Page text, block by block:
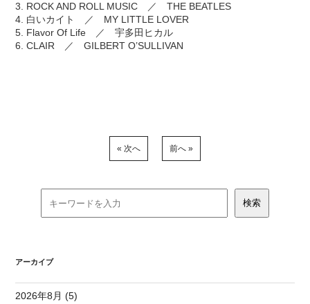
3. ROCK AND ROLL MUSIC ／ THE BEATLES
4. 白いカイト ／ MY LITTLE LOVER
5. Flavor Of Life ／ 宇多田ヒカル
6. CLAIR ／ GILBERT O’SULLIVAN
« 次へ 前へ »
アーカイブ
2026年8月 (5)